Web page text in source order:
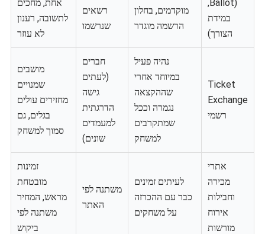
(Ballot,
במידת
הצורך)
מוקדמים, בחלון
הרשמה מוגדר
רשאים
שנרשמו
אחת, מחכים
לתשובה, רענון
לא עוזר
Ticket
Exchange
רשמי
נהיה פעיל
במיוחד אחרי
שההקצאה
נגמרה וככל
שמתקרבים
למשחק
חברים
(לעתים
גישה
הדרגתית
למעמדים
שונים)
מושבים
שמנויים
מחזירים עולים
בגלים, גם
סמוך למשחק
אתרי
מכירה
וחבילות
אירוח
מורשות
לעיתים זמינים
כבר עם ההכרזה
על משחקים
משתנה לפי
האתר
זמינות
מובטחת
מראש, המחיר
משתנה לפי
ביקוש